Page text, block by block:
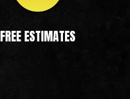
FREE ESTIMATES